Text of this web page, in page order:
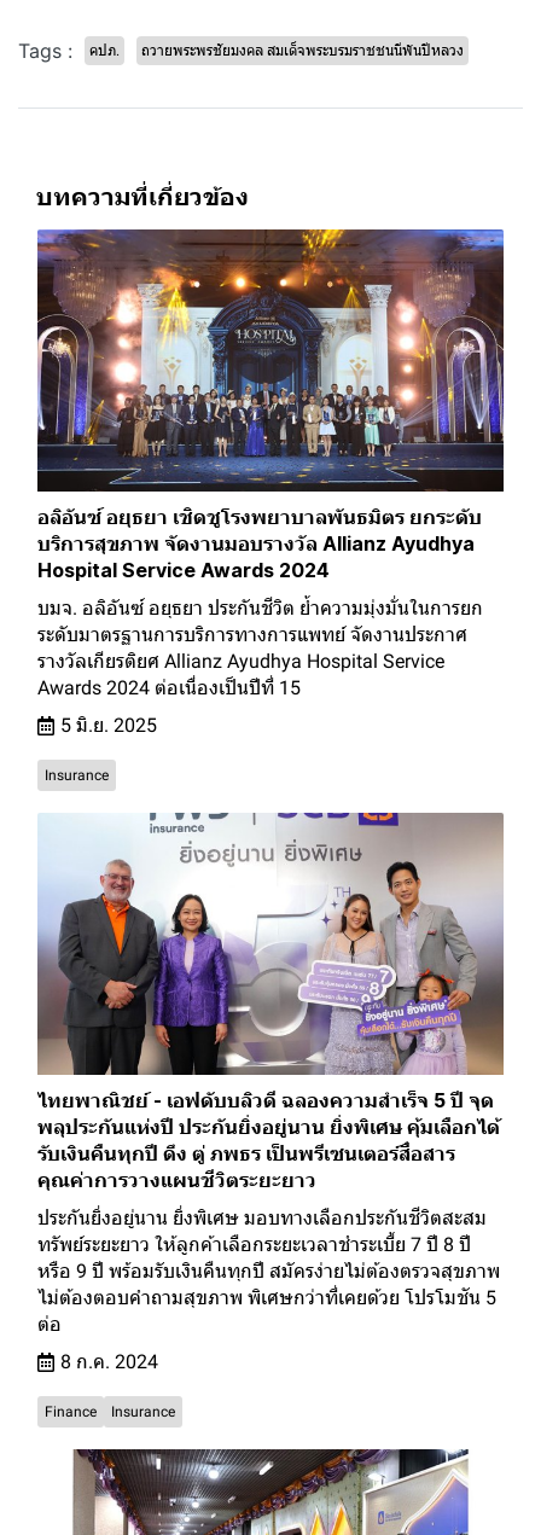
Tags : คปภ. ถวายพระพรชัยมงคล สมเด็จพระบรมราชชนนีพันปีหลวง
บทความที่เกี่ยวข้อง
อลิอันซ์ อยุธยา เชิดชูโรงพยาบาลพันธมิตร ยกระดับ
บริการสุขภาพ จัดงานมอบรางวัล Allianz Ayudhya
Hospital Service Awards 2024
บมจ. อลิอันซ์ อยุธยา ประกันชีวิต ย้ำความมุ่งมั่นในการยก
ระดับมาตรฐานการบริการทางการแพทย์ จัดงานประกาศ
รางวัลเกียรติยศ Allianz Ayudhya Hospital Service
Awards 2024 ต่อเนื่องเป็นปีที่ 15
5 มิ.ย. 2025
Insurance
ไทยพาณิชย์ - เอฟดับบลิวดี ฉลองความสำเร็จ 5 ปี จุด
พลุประกันแห่งปี ประกันยิ่งอยู่นาน ยิ่งพิเศษ คุ้มเลือกได้
รับเงินคืนทุกปี ดึง ตู่ ภพธร เป็นพรีเซนเตอร์สื่อสาร
คุณค่าการวางแผนชีวิตระยะยาว
ประกันยิ่งอยู่นาน ยิ่งพิเศษ มอบทางเลือกประกันชีวิตสะสม
ทรัพย์ระยะยาว ให้ลูกค้าเลือกระยะเวลาชำระเบี้ย 7 ปี 8 ปี
หรือ 9 ปี พร้อมรับเงินคืนทุกปี สมัครง่ายไม่ต้องตรวจสุขภาพ
ไม่ต้องตอบคำถามสุขภาพ พิเศษกว่าที่เคยด้วย โปรโมชัน 5
ต่อ
8 ก.ค. 2024
Finance Insurance